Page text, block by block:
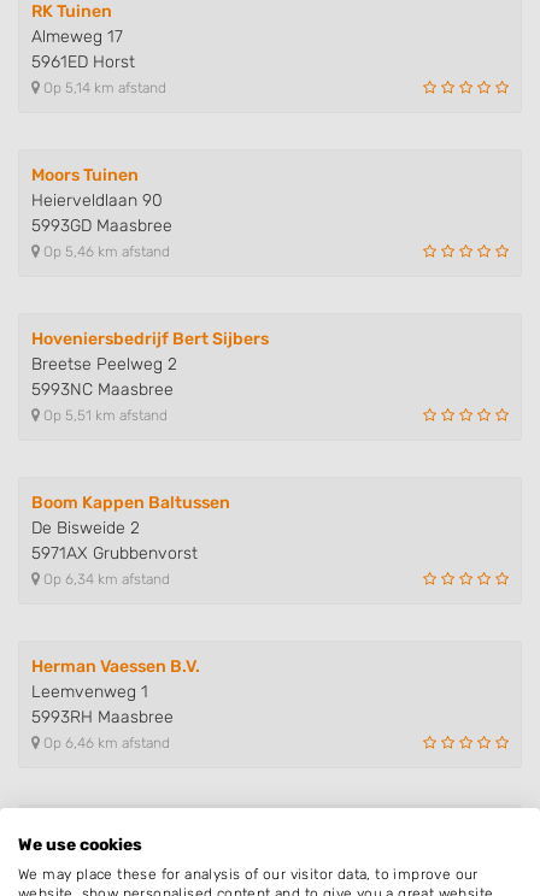
RK Tuinen
Almeweg 17
5961ED Horst
Op 5,14 km afstand
Moors Tuinen
Heierveldlaan 90
5993GD Maasbree
Op 5,46 km afstand
Hoveniersbedrijf Bert Sijbers
Breetse Peelweg 2
5993NC Maasbree
Op 5,51 km afstand
Boom Kappen Baltussen
De Bisweide 2
5971AX Grubbenvorst
Op 6,34 km afstand
Herman Vaessen B.V.
Leemvenweg 1
5993RH Maasbree
Op 6,46 km afstand
Meester Caelersstraat 3
5984PJ Koningslust
We use cookies
We may place these for analysis of our visitor data, to improve our